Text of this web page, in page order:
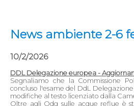
News ambiente 2-6
10/2/2026
DDL Delegazione europea -
Segnaliamo che la Commissione
concluso l'esame del DdL
modifiche al testo licenziato dalla
Oltre agli Odg sulle acque reflue è